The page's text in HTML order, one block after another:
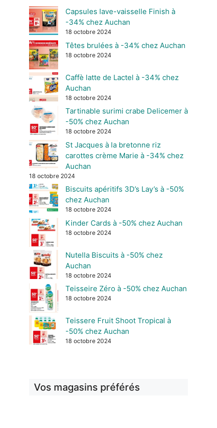
Capsules lave-vaisselle Finish à
-34% chez Auchan
18 octobre 2024
Têtes brulées à -34% chez Auchan
18 octobre 2024
Caffè latte de Lactel à -34% chez
Auchan
18 octobre 2024
Tartinable surimi crabe Delicemer à
-50% chez Auchan
18 octobre 2024
St Jacques à la bretonne riz
carottes crème Marie à -34% chez
Auchan
18 octobre 2024
Biscuits apéritifs 3D’s Lay’s à -50%
chez Auchan
18 octobre 2024
Kinder Cards à -50% chez Auchan
18 octobre 2024
Nutella Biscuits à -50% chez
Auchan
18 octobre 2024
Teisseire Zéro à -50% chez Auchan
18 octobre 2024
Teissere Fruit Shoot Tropical à
-50% chez Auchan
18 octobre 2024
Vos magasins préférés